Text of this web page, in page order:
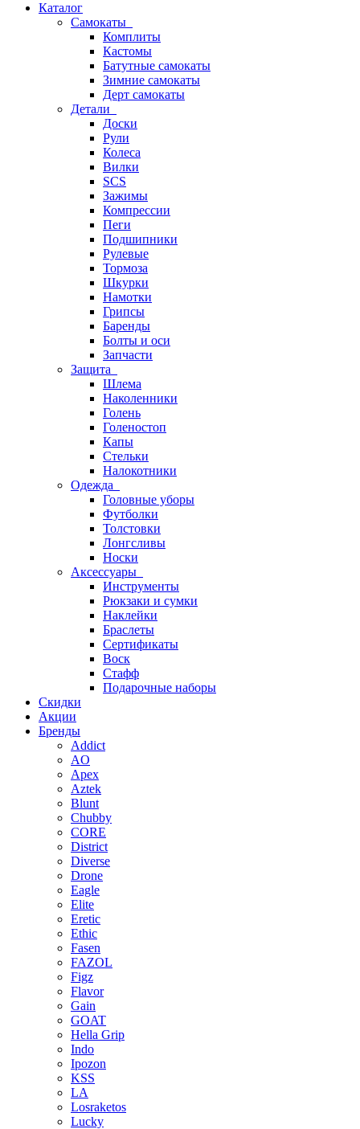
Каталог
Самокаты
Комплиты
Кастомы
Батутные самокаты
Зимние самокаты
Дерт самокаты
Детали
Доски
Рули
Колеса
Вилки
SCS
Зажимы
Компрессии
Пеги
Подшипники
Рулевые
Тормоза
Шкурки
Намотки
Грипсы
Баренды
Болты и оси
Запчасти
Защита
Шлема
Наколенники
Голень
Голеностоп
Капы
Стельки
Налокотники
Одежда
Головные уборы
Футболки
Толстовки
Лонгсливы
Носки
Аксессуары
Инструменты
Рюкзаки и сумки
Наклейки
Браслеты
Сертификаты
Воск
Стафф
Подарочные наборы
Скидки
Акции
Бренды
Addict
AO
Apex
Aztek
Blunt
Chubby
CORE
District
Diverse
Drone
Eagle
Elite
Eretic
Ethic
Fasen
FAZOL
Figz
Flavor
Gain
GOAT
Hella Grip
Indo
Ipozon
KSS
LA
Losraketos
Lucky